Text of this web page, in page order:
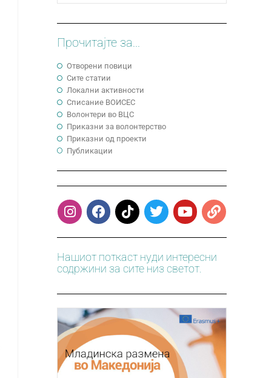
Прочитајте за...
Отворени повици
Сите статии
Локални активности
Cписание ВОИСЕС
Волонтери во ВЦС
Приказни за волонтерство
Приказни од проекти
Публикации
Нашиот поткаст нуди интересни
содржини за сите низ светот.